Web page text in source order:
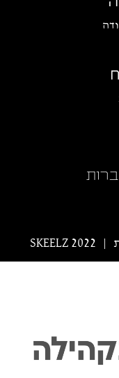
SKEELZ 2022